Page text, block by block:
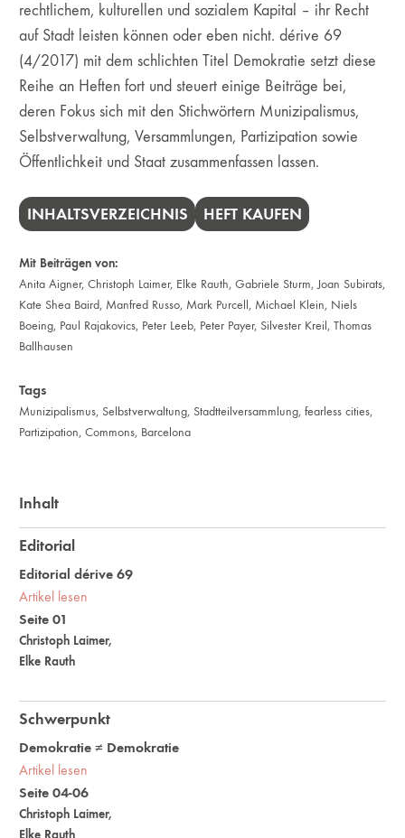
rechtlichem, kulturellen und sozialem Kapital – ihr Recht
auf Stadt leisten können oder eben nicht. dérive 69
(4/2017) mit dem schlichten Titel Demokratie setzt diese
Reihe an Heften fort und steuert einige Beiträge bei,
deren Fokus sich mit den Stichwörtern Munizipalismus,
Selbstverwaltung, Versammlungen, Partizipation sowie
Öffentlichkeit und Staat zusammenfassen lassen.
INHALTSVERZEICHNIS HEFT KAUFEN
Mit Beiträgen von:
Anita Aigner,Christoph Laimer, Elke Rauth,Gabriele Sturm, Joan Subirats,
Kate Shea Baird, Manfred Russo, Mark Purcell, Michael Klein, Niels
Boeing, Paul Rajakovics, Peter Leeb, Peter Payer, Silvester Kreil,Thomas
Ballhausen
Tags
Munizipalismus, Selbstverwaltung, Stadtteilversammlung,fearless cities,
Partizipation,Commons, Barcelona
Inhalt
Editorial
Seite 01
Christoph Laimer,
Elke Rauth
Editorial dérive 69
Artikel lesen
Schwerpunkt
Seite 04-06
Christoph Laimer,
Elke Rauth
Demokratie ≠ Demokratie
Artikel lesen